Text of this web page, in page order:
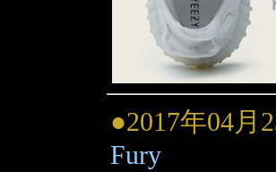
●2017年04月
Fury